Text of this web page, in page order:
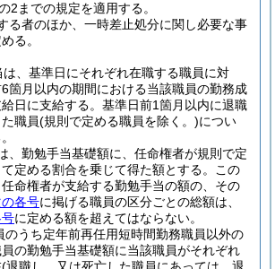
2までの規定を適用する。
る者のほか、一時差止処分に関し必要な事
る。
は、基準日にそれぞれ在職する職員に対
箇月以内の期間における当該職員の勤務成
日に支給する。 基準日前1箇月以内に退職
職員(規則で定める職員を除く。)につい
、勤勉手当基礎額に、任命権者が規則で定
定める割合を乗じて得た額とする。
この
命権者が支給する勤勉手当の額の、その
の各号に掲げる職員の区分ごとの総額は、
に定める額を超えてはならない。
のうち定年前再任用短時間勤務職員以外の
の勤勉手当基礎額に当該職員がそれぞれ